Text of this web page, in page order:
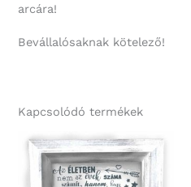
arcára!
Bevállalósaknak kötelező!
Kapcsolódó termékek